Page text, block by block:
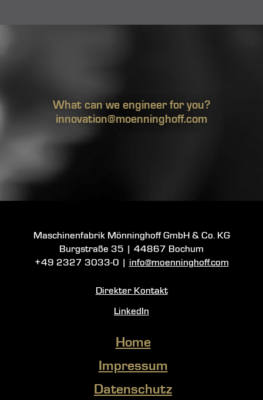
What can we engineer for you?
innovation@moenninghoff.com
Maschinenfabrik Mönninghoff GmbH & Co. KG
Burgstraße 35
44867 Bochum
+49 2327 3033-0
info@moenninghoff.com
Direkter Kontakt
LinkedIn
Home
Impressum
Datenschutz